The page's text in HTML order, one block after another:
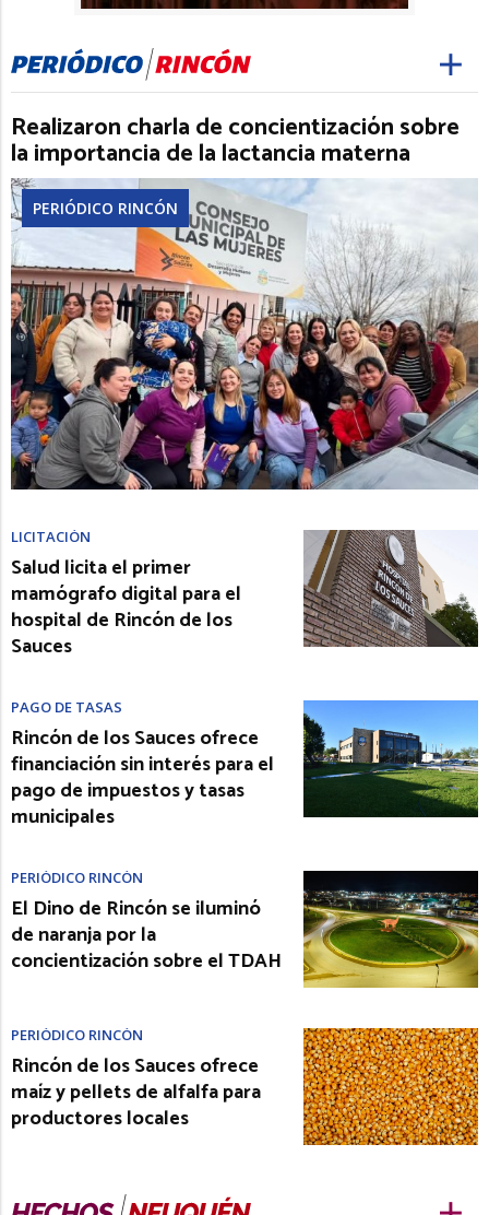
Realizaron charla de concientización sobre
la importancia de la lactancia materna
PERIÓDICO RINCÓN
LICITACIÓN
Salud licita el primer
mamógrafo digital para el
hospital de Rincón de los
Sauces
PAGO DE TASAS
Rincón de los Sauces ofrece
financiación sin interés para el
pago de impuestos y tasas
municipales
PERIÓDICO RINCÓN
El Dino de Rincón se iluminó
de naranja por la
concientización sobre el TDAH
PERIÓDICO RINCÓN
Rincón de los Sauces ofrece
maíz y pellets de alfalfa para
productores locales